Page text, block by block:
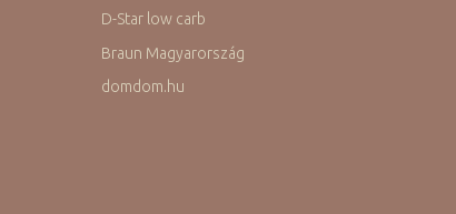
D-Star low carb
Braun Magyarország
domdom.hu